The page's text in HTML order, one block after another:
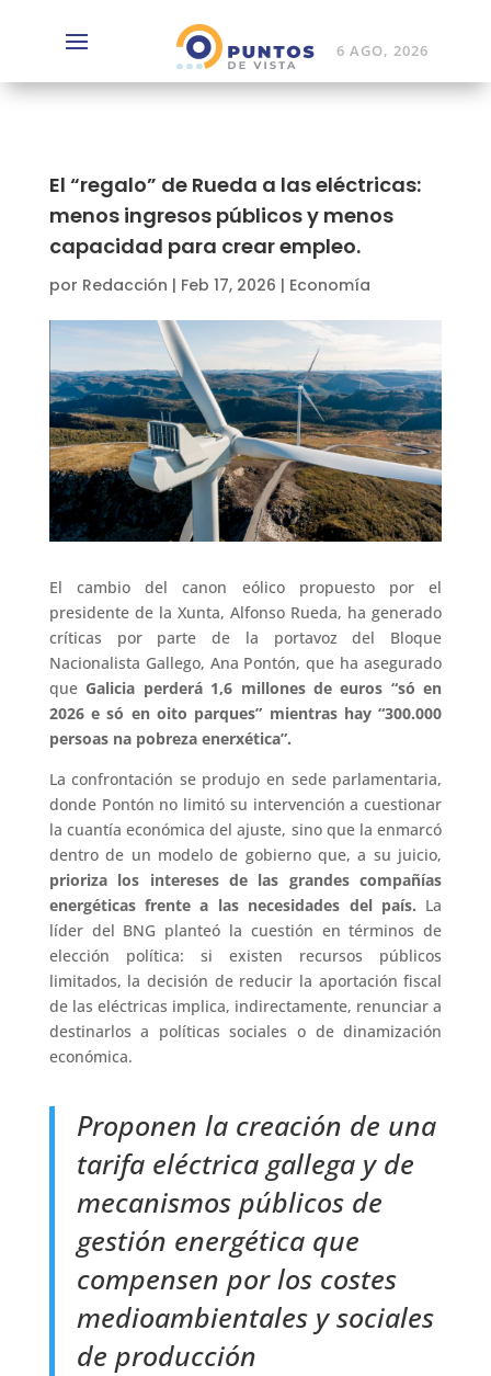
6 AGO, 2026
El “regalo” de Rueda a las eléctricas:
menos ingresos públicos y menos
capacidad para crear empleo.
por Redacción | Feb 17, 2026 | Economía
El cambio del canon eólico propuesto por el
presidente de la Xunta, Alfonso Rueda, ha generado
críticas por parte de la portavoz del Bloque
Nacionalista Gallego, Ana Pontón, que ha asegurado
que Galicia perderá 1,6 millones de euros “só en
2026 e só en oito parques” mientras hay “300.000
persoas na pobreza enerxética”.
La confrontación se produjo en sede parlamentaria,
donde Pontón no limitó su intervención a cuestionar
la cuantía económica del ajuste, sino que la enmarcó
dentro de un modelo de gobierno que, a su juicio,
prioriza los intereses de las grandes compañías
energéticas frente a las necesidades del país. La
líder del BNG planteó la cuestión en términos de
elección política: si existen recursos públicos
limitados, la decisión de reducir la aportación fiscal
de las eléctricas implica, indirectamente, renunciar a
destinarlos a políticas sociales o de dinamización
económica.
Proponen la creación de una
tarifa eléctrica gallega y de
mecanismos públicos de
gestión energética que
compensen por los costes
medioambientales y sociales
de producción